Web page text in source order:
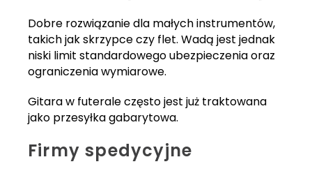
Dobre rozwiązanie dla małych instrumentów,
takich jak skrzypce czy flet. Wadą jest jednak
niski limit standardowego ubezpieczenia oraz
ograniczenia wymiarowe.
Gitara w futerale często jest już traktowana
jako przesyłka gabarytowa.
Firmy spedycyjne